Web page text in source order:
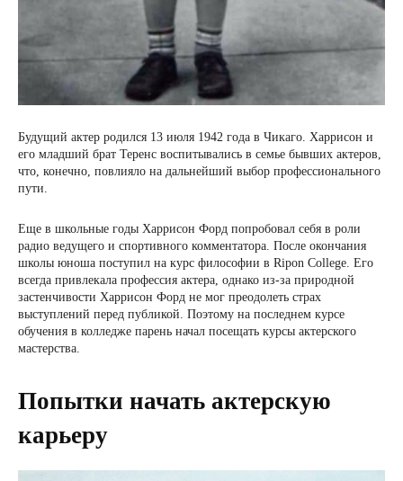
Будущий актер родился 13 июля 1942 года в Чикаго. Харрисон и
его младший брат Теренс воспитывались в семье бывших актеров,
что, конечно, повлияло на дальнейший выбор профессионального
пути.
Еще в школьные годы Харрисон Форд попробовал себя в роли
радио ведущего и спортивного комментатора. После окончания
школы юноша поступил на курс философии в Ripon College. Его
всегда привлекала профессия актера, однако из-за природной
застенчивости Харрисон Форд не мог преодолеть страх
выступлений перед публикой. Поэтому на последнем курсе
обучения в колледже парень начал посещать курсы актерского
мастерства.
Попытки начать актерскую
карьеру